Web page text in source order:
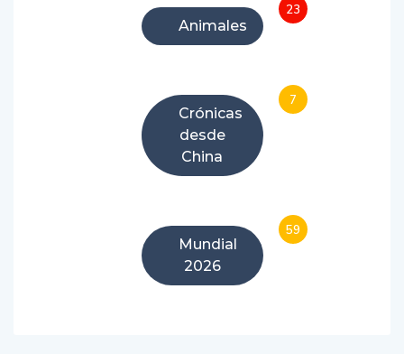
Animales
23
Crónicas
desde
China
7
Mundial
2026
59